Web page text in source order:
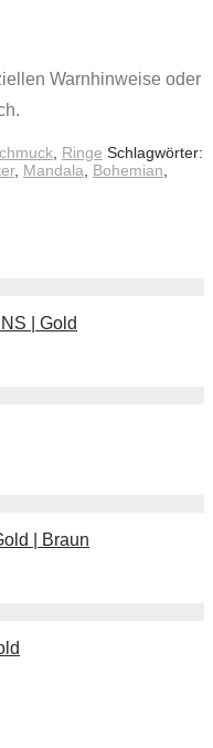
Warnhinweise oder
Ringe Schlagwörter:
, Mandala Bohemian
| Gold
| Braun